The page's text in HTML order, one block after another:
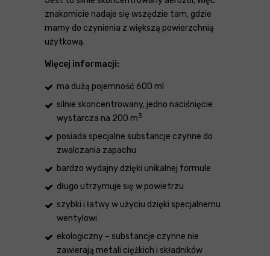
znakomicie nadaje się wszędzie tam, gdzie
mamy do czynienia z większą powierzchnią
użytkową.
Więcej informacji:
ma dużą pojemność 600 ml
silnie skoncentrowany, jedno naciśnięcie
wystarcza na 200 m3
posiada specjalne substancje czynne do
zwalczania zapachu
bardzo wydajny dzięki unikalnej formule
długo utrzymuje się w powietrzu
szybki i łatwy w użyciu dzięki specjalnemu
wentylowi
ekologiczny – substancje czynne nie
zawierają metali ciężkich i składników